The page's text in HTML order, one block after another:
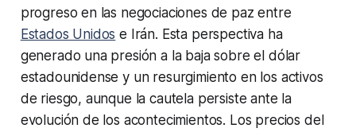
progreso en las negociaciones de paz entre
Estados Unidos e Irán. Esta perspectiva ha
generado una presión a la baja sobre el dólar
estadounidense y un resurgimiento en los activos
de riesgo, aunque la cautela persiste ante la
evolución de los acontecimientos. Los precios del